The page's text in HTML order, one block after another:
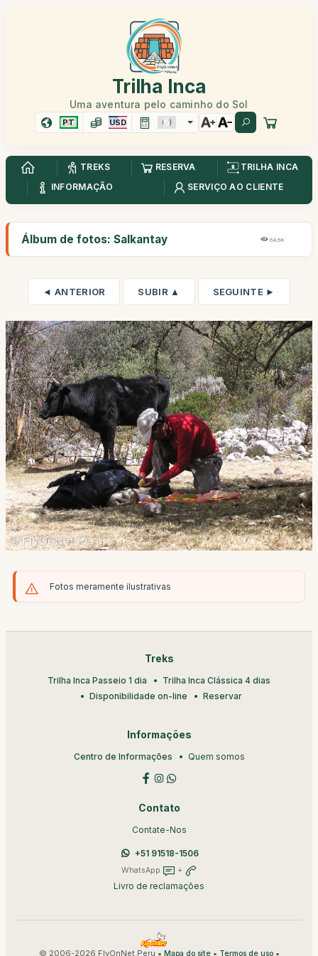
Trilha Inca
Uma aventura pelo caminho do Sol
PT USD
TREKS RESERVA
TRILHA INCA
INFORMAÇÃO
SERVIÇO AO CLIENTE
Álbum de fotos: Salkantay 64,6K
◄ ANTERIOR SUBIR ▲ SEGUINTE ►
Fotos meramente ilustrativas
Treks
Trilha Inca Passeio 1 dia
Trilha Inca Clássica 4 dias
Disponibilidade on-line
Reservar
Informações
Centro de Informações Quem somos
Contato
Contate-Nos
+51 91518-1506
WhatsApp +
Livro de reclamações
© 2006-2026 FlyOnNet Peru • Mapa do site• Termos de uso•